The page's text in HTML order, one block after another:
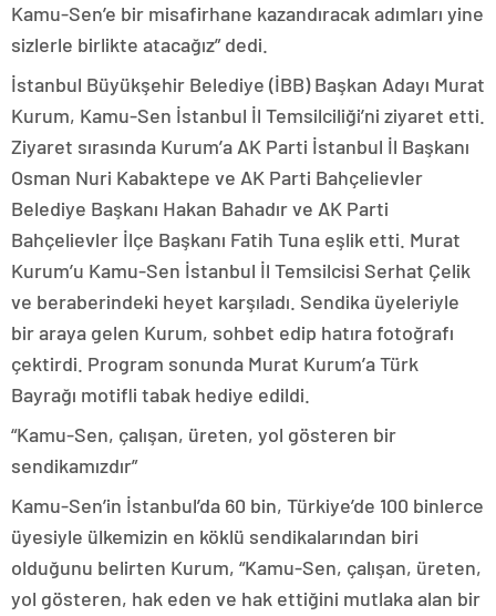
Kamu-Sen’e bir misafirhane kazandıracak adımları yine
sizlerle birlikte atacağız” dedi.
İstanbul Büyükşehir Belediye (İBB) Başkan Adayı Murat
Kurum, Kamu-Sen İstanbul İl Temsilciliği’ni ziyaret etti.
Ziyaret sırasında Kurum’a AK Parti İstanbul İl Başkanı
Osman Nuri Kabaktepe ve AK Parti Bahçelievler
Belediye Başkanı Hakan Bahadır ve AK Parti
Bahçelievler İlçe Başkanı Fatih Tuna eşlik etti. Murat
Kurum’u Kamu-Sen İstanbul İl Temsilcisi Serhat Çelik
ve beraberindeki heyet karşıladı. Sendika üyeleriyle
bir araya gelen Kurum, sohbet edip hatıra fotoğrafı
çektirdi. Program sonunda Murat Kurum’a Türk
Bayrağı motifli tabak hediye edildi.
“Kamu-Sen, çalışan, üreten, yol gösteren bir
sendikamızdır”
Kamu-Sen’in İstanbul’da 60 bin, Türkiye’de 100 binlerce
üyesiyle ülkemizin en köklü sendikalarından biri
olduğunu belirten Kurum, “Kamu-Sen, çalışan, üreten,
yol gösteren, hak eden ve hak ettiğini mutlaka alan bir